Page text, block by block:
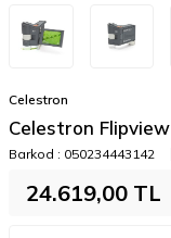
Celestron
Celestron
Barkod : 050234443142
24.619,00 TL